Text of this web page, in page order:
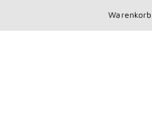
Warenkorb